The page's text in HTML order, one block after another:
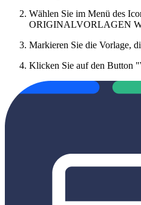
Wählen Sie im Menü des
ORIGINALVORLAGEN
Markieren Sie die Vorlage,
Klicken Sie auf den Button